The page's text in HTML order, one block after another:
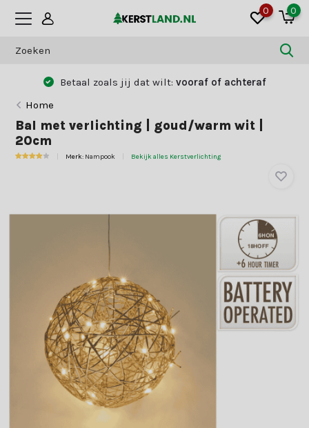
0 0
Betaal zoals jij dat wilt: vooraf of achteraf
Home
Bal met verlichting | goud/warm wit |
20cm
Merk: Nampook Bekijk alles Kerstverlichting